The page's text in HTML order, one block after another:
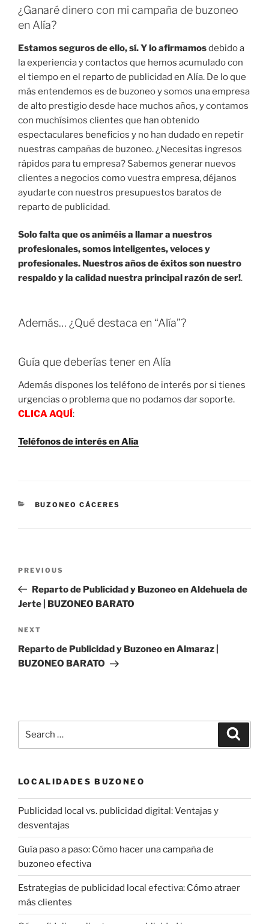
¿Ganaré dinero con mi campaña de buzoneo
en Alía?
Estamos seguros de ello, sí. Y lo afirmamosdebido a
la experiencia y contactos que hemos acumulado con
el tiempo en el reparto de publicidad en Alía. De lo que
más entendemos es de buzoneo y somos una empresa
de alto prestigio desde hace muchos años, y contamos
con muchísimos clientes que han obtenido
espectaculares beneficios y no han dudado en repetir
nuestras campañas de buzoneo. ¿Necesitas ingresos
rápidos para tu empresa? Sabemos generar nuevos
clientes a negocios como vuestra empresa, déjanos
ayudarte con nuestros presupuestos baratos de
reparto de publicidad.
Solo falta que os animéis a llamar a nuestros
profesionales, somos inteligentes, veloces y
profesionales. Nuestros años de éxitos son nuestro
respaldo y la calidad nuestra principal razón de ser!.
Además… ¿Qué destaca en “Alía”?
Guía que deberías tener en Alía
Además dispones los teléfono de interés por si tienes
urgencias o problema que no podamos dar soporte.
CLICA AQUÍ:
Teléfonos de interés en Alía
CATEGORIES
BUZONEO CÁCERES
Previous
Post
PREVIOUS
Reparto de Publicidad y Buzoneo en Aldehuela de
Jerte | BUZONEO BARATO
Next
Post
NEXT
Reparto de Publicidad y Buzoneo en Almaraz |
BUZONEO BARATO
LOCALIDADES BUZONEO
Publicidad local vs. publicidad digital: Ventajas y
desventajas
Guía paso a paso: Cómo hacer una campaña de
buzoneo efectiva
Estrategias de publicidad local efectiva: Cómo atraer
más clientes